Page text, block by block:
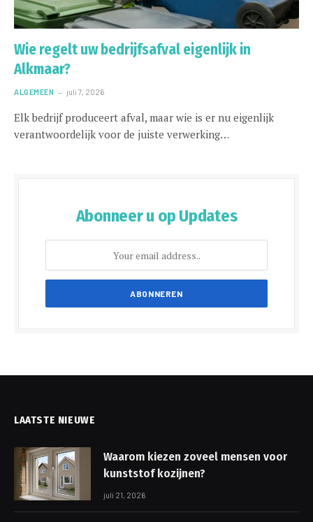
Wie regelt uw bedrijfsafval eigenlijk in
Alkmaar?
ALGEMEEN juli 7, 2026
Elk bedrijf produceert afval, maar wie is er nu eigenlijk
verantwoordelijk voor de juiste verwerking…
Abonneer u op Updates
LAATSTE NIEUWE
Waarom kiezen zoveel mensen voor
kunststof kozijnen?
juli 21, 2026